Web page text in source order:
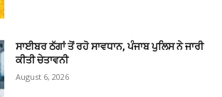
ਸਾਈਬਰ ਠੱਗਾਂ ਤੋਂ ਰਹੋ ਸਾਵਧਾਨ, ਪੰਜਾਬ ਪੁਲਿਸ ਨੇ ਜਾਰੀ
ਕੀਤੀ ਚੇਤਾਵਨੀ
August 6, 2026